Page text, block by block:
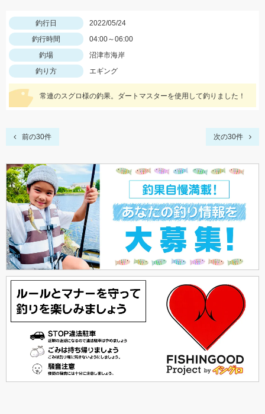
釣行日
2022/05/24
釣行時間
04:00～06:00
釣場
沼津市海岸
釣り方
エギング
常連のスグロ様の釣果。ダートマスターを使用して釣りました！
前の30件 次の30件